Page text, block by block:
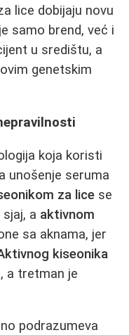
lice dobijaju novu
samo brend, već i
u središtu, a
genetskim
koja koristi
unošenje seruma
za lice se
a aktivnom
sa aknama, jer
kiseonika
a tretman je
podrazumeva